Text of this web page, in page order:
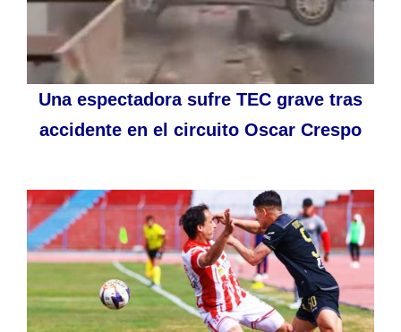
Una espectadora sufre TEC grave tras
accidente en el circuito Oscar Crespo